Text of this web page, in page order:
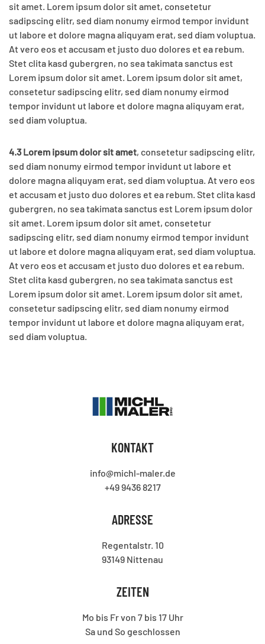
sit amet. Lorem ipsum dolor sit amet, consetetur
sadipscing elitr, sed diam nonumy eirmod tempor invidunt
ut labore et dolore magna aliquyam erat, sed diam voluptua.
At vero eos et accusam et justo duo dolores et ea rebum.
Stet clita kasd gubergren, no sea takimata sanctus est
Lorem ipsum dolor sit amet. Lorem ipsum dolor sit amet,
consetetur sadipscing elitr, sed diam nonumy eirmod
tempor invidunt ut labore et dolore magna aliquyam erat,
sed diam voluptua.
4.3 Lorem ipsum dolor sit amet, consetetur sadipscing elitr,
sed diam nonumy eirmod tempor invidunt ut labore et
dolore magna aliquyam erat, sed diam voluptua. At vero eos
et accusam et justo duo dolores et ea rebum. Stet clita kasd
gubergren, no sea takimata sanctus est Lorem ipsum dolor
sit amet. Lorem ipsum dolor sit amet, consetetur
sadipscing elitr, sed diam nonumy eirmod tempor invidunt
ut labore et dolore magna aliquyam erat, sed diam voluptua.
At vero eos et accusam et justo duo dolores et ea rebum.
Stet clita kasd gubergren, no sea takimata sanctus est
Lorem ipsum dolor sit amet. Lorem ipsum dolor sit amet,
consetetur sadipscing elitr, sed diam nonumy eirmod
tempor invidunt ut labore et dolore magna aliquyam erat,
sed diam voluptua.
ADRESSE
Regentalstr. 10
93149 Nittenau
KONTAKT
info@michl-maler.de
+49 9436 8217
ZEITEN
Mo bis Fr von 7 bis 17 Uhr
Sa und So geschlossen